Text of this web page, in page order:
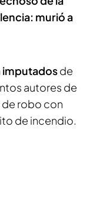
murió a
imputadosde
autores de
robo con
de incendio.